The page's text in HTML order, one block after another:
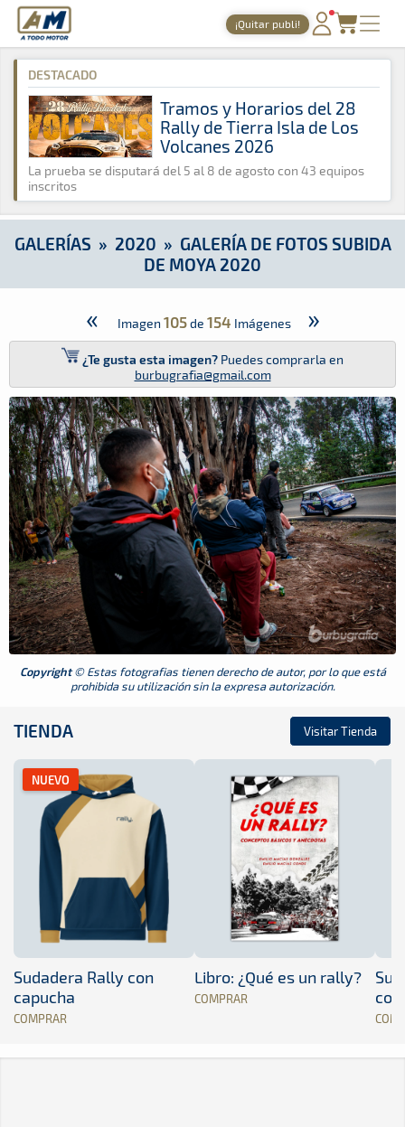
A Todo Motor · Revista del motor desde 1999
¡Quitar publi!
PORTADA
TIEMPOS ONLINE
NOTICIAS
AGENDA
GALERÍAS
TIENDA
A Todo Motor » Galerías » 2020 » Galería de Fotos Subida de
DESTACADO
Tramos y Horarios del 28
Rally de Tierra Isla de Los
Volcanes 2026
La prueba se disputará del 5 al 8 de agosto con 43 equipos
inscritos
GALERÍAS » 2020 » GALERÍA DE FOTOS SUBIDA
DE MOYA 2020
« Imagen 105de 154 Imágenes »
¿Te gusta esta imagen? Puedes comprarla en
burbugrafia@gmail.com
Copyright© Estas fotografias tienen derecho de autor, por lo que está
prohibida su utilización sin la expresa autorización.
TIENDA Visitar Tienda
NUEVO
Sudadera Rally con
capucha
COMPRAR
Libro: ¿Qué es un rally?
COMPRAR